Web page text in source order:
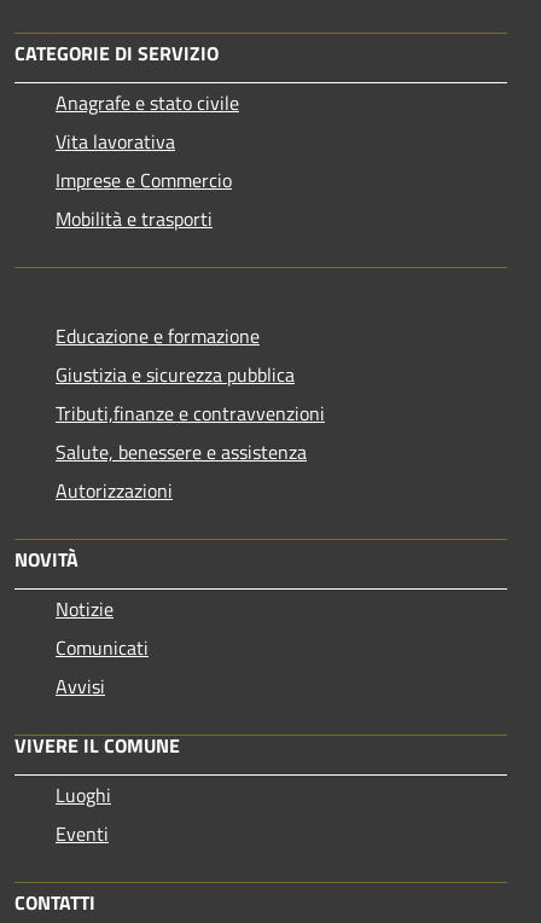
CATEGORIE DI SERVIZIO
Anagrafe e stato civile
Vita lavorativa
Imprese e Commercio
Mobilità e trasporti
Educazione e formazione
Giustizia e sicurezza pubblica
Tributi,finanze e contravvenzioni
Salute, benessere e assistenza
Autorizzazioni
NOVITÀ
Notizie
Comunicati
Avvisi
VIVERE IL COMUNE
Luoghi
Eventi
CONTATTI